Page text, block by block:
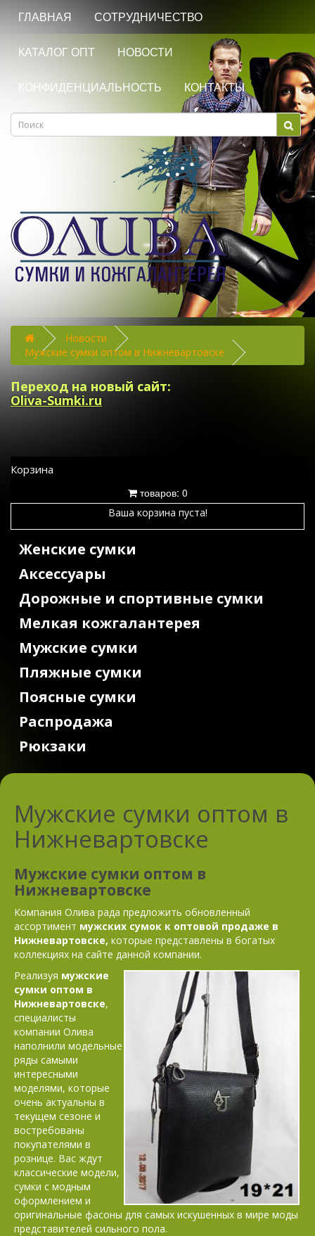
ГЛАВНАЯ СОТРУДНИЧЕСТВО
КАТАЛОГ ОПТ НОВОСТИ
КОНФИДЕНЦИАЛЬНОСТЬ КОНТАКТЫ
Новости
Мужские сумки оптом в Нижневартовске
Переход на новый сайт:
Oliva-Sumki.ru
Корзина
товаров: 0
Ваша корзина пуста!
Женские сумки
Аксессуары
Дорожные и спортивные сумки
Мелкая кожгалантерея
Мужские сумки
Пляжные сумки
Поясные сумки
Распродажа
Рюкзаки
Мужские сумки оптом в
Нижневартовске
Мужские сумки оптом в
Нижневартовске
Компания Олива рада предложить обновленный
ассортимент мужских сумок к оптовой продаже в
Нижневартовске, которые представлены в богатых
коллекциях на сайте данной компании.
Реализуя мужские
сумки оптом в
Нижневартовске,
специалисты
компании Олива
наполнили модельные
ряды самыми
интересными
моделями, которые
очень актуальны в
текущем сезоне и
востребованы
покупателями в
рознице. Вас ждут
классические модели,
сумки с модным
оформлением и
оригинальные фасоны для самых искушенных в мире моды
представителей сильного пола.